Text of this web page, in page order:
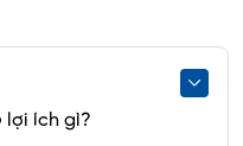
lợi ích gì?